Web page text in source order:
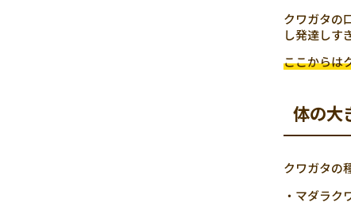
クワガタの
し発達しす
ここからは
体の大
クワガタの
・マダラ